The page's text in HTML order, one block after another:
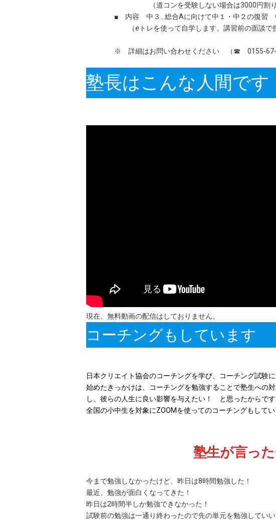
（道コンを受験しない場合は3000円割り
■ 内容 中３…総合Aに向けて中１・中２の復習 中
（eトレを使って自学します。講習前の面談で授業
※ 詳細はお問い合わせください （☎ 0155-67-
塾長はこんな人間です
現在、無料動画の配信はしておりません。
コーチングもしています
日本クリエイト協会のコーチングを学び、コーチング試験に
始めたきっかけは、コーチングを勉強することで塾生への
し、彼らの人生に良い影響を与えたい！ と思ったからです
全国の小中生を対象にZOOMを使ってのコーチングもしてい
塾生が言っ
今まで勉強しなかったけど、昨日は8時間勉強した！
最近、勉強が面白くなってきた！
昨日は2時間半しか勉強できなかった！
試験前の勉強は一通り終わったので先の単元を勉強していい